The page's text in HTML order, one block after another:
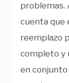
problemas.
cuenta que
reemplazo
completo y
en conjunto